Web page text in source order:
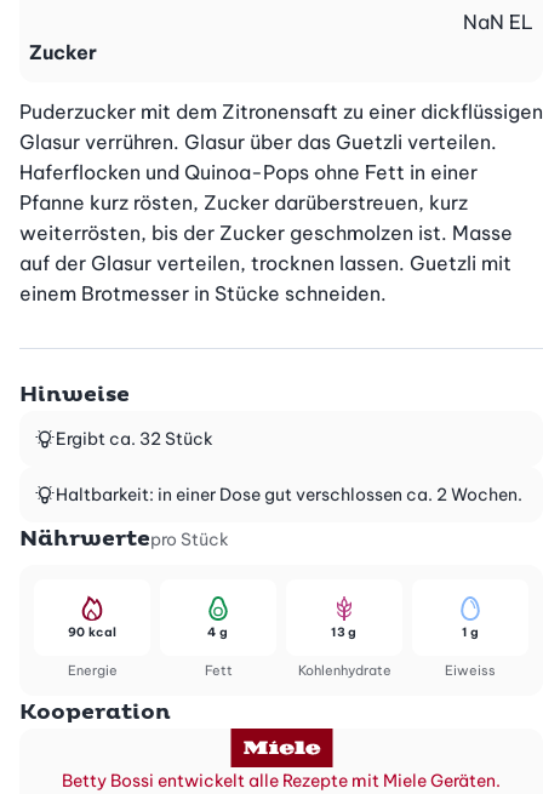
Zucker
NaN EL
Puderzucker mit dem Zitronensaft zu einer dickflüssigen
Glasur verrühren. Glasur über das Guetzli verteilen.
Haferflocken und Quinoa-Pops ohne Fett in einer
Pfanne kurz rösten, Zucker darüberstreuen, kurz
weiterrösten, bis der Zucker geschmolzen ist. Masse
auf der Glasur verteilen, trocknen lassen. Guetzli mit
einem Brotmesser in Stücke schneiden.
Hinweise
Ergibt ca. 32 Stück
Haltbarkeit: in einer Dose gut verschlossen ca. 2 Wochen.
Nährwertepro Stück
Energie
90 kcal
Fett
4 g
Kohlenhydrate
13 g
Eiweiss
1 g
Kooperation
Betty Bossi entwickelt alle Rezepte mit Miele Geräten.